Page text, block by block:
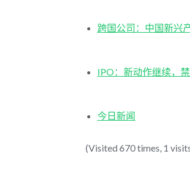
跨国公司：中国新兴
IPO：新动作继续，
今日新闻
(Visited 670 times, 1